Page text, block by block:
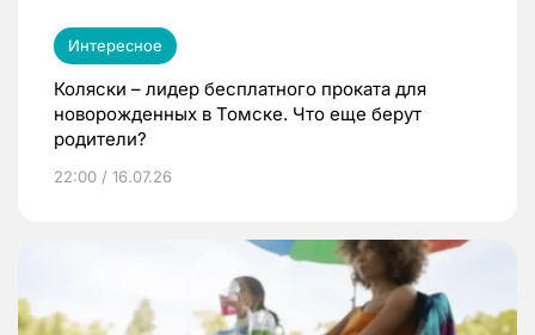
Интересное
Коляски – лидер бесплатного проката для
новорожденных в Томске. Что еще берут
родители?
22:00 / 16.07.26